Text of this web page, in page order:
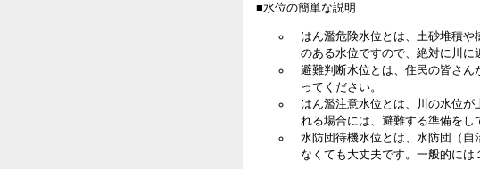
■水位の簡単な説明
はん濫危険水位とは、土砂堆積
のある水位ですので、絶対に川に
避難判断水位とは、住民の皆さ
ってください。
はん濫注意水位とは、川の水位
れる場合には、避難する準備をし
水防団待機水位とは、水防団（
なくても大丈夫です。一般的には